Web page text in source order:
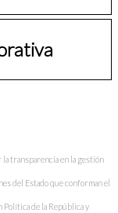
transparencia en la gestión
del Estado que conforman el
de la República y